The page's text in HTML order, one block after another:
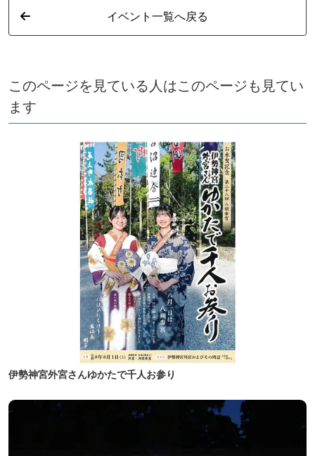
イベント一覧へ戻る
このページを見ている人はこのページも見てい
ます
伊勢神宮外宮さんゆかたで千人お参り